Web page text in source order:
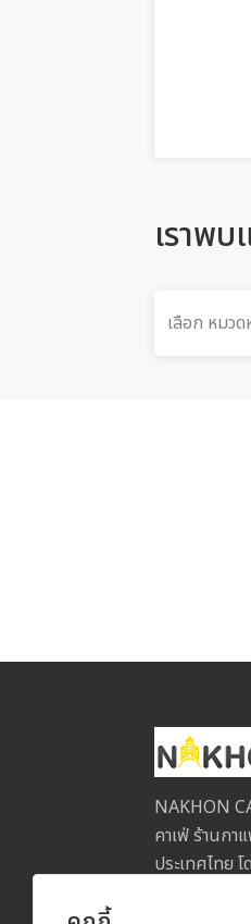
เราพ
เลือก หมว
NAKHON
คาเฟ่ ร้านกา
ประเทศไทย
ประกอบกา